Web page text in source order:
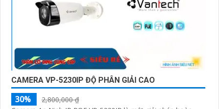
CAMERA VP-5230IP ĐỘ PHÂN GIẢI CAO
30%
2,800,000 ₫